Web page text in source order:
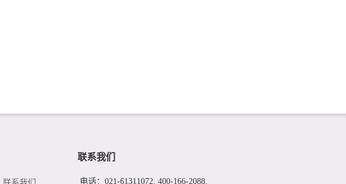
联系我们
电话：021-61311072, 400-166-2088,